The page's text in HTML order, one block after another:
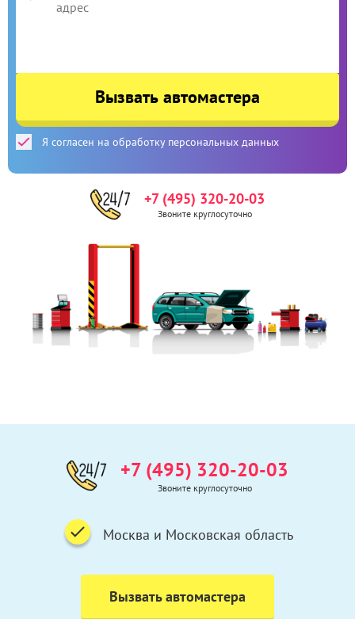
Вызвать автомастера
Я согласен на обработку персональных данных
+7 (495) 320-20-03
Звоните круглосуточно
+7 (495) 320-20-03
Звоните круглосуточно
Москва и Московская область
Вызвать автомастера